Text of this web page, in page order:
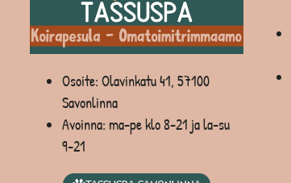
Osoite: Olavinkatu 41, 57100
Savonlinna
Avoinna: ma-pe klo 8-21 ja la-su
9-21